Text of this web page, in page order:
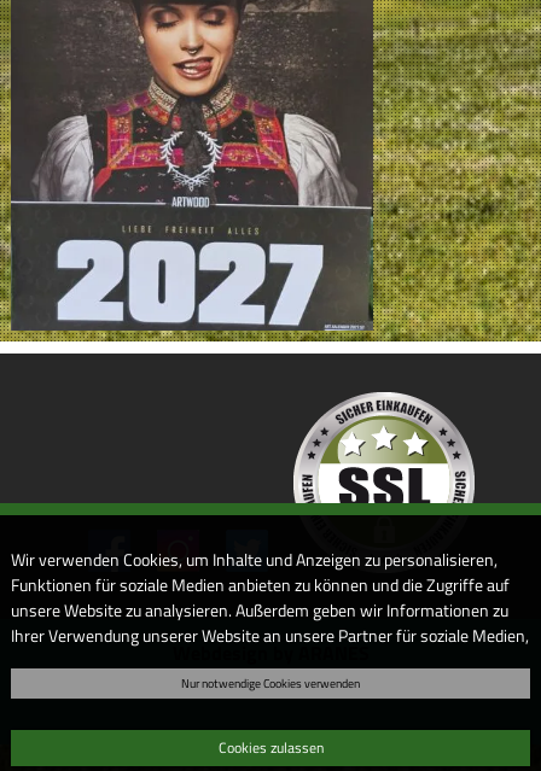
Webdesign by ARANES
Wir verwenden Cookies, um Inhalte und Anzeigen zu personalisieren,
Funktionen für soziale Medien anbieten zu können und die Zugriffe auf
unsere Website zu analysieren. Außerdem geben wir Informationen zu
Ihrer Verwendung unserer Website an unsere Partner für soziale Medien,
Informationen möglicherweise mit weiteren Daten zusammen, die Sie
Dienste gesammelt haben. Sofern Sie uns Ihre Einwilligung geben,
können Sie diese jederzeit in der Datenschutzerklärung wieder
Nur notwendige Cookies verwenden
Cookies zulassen